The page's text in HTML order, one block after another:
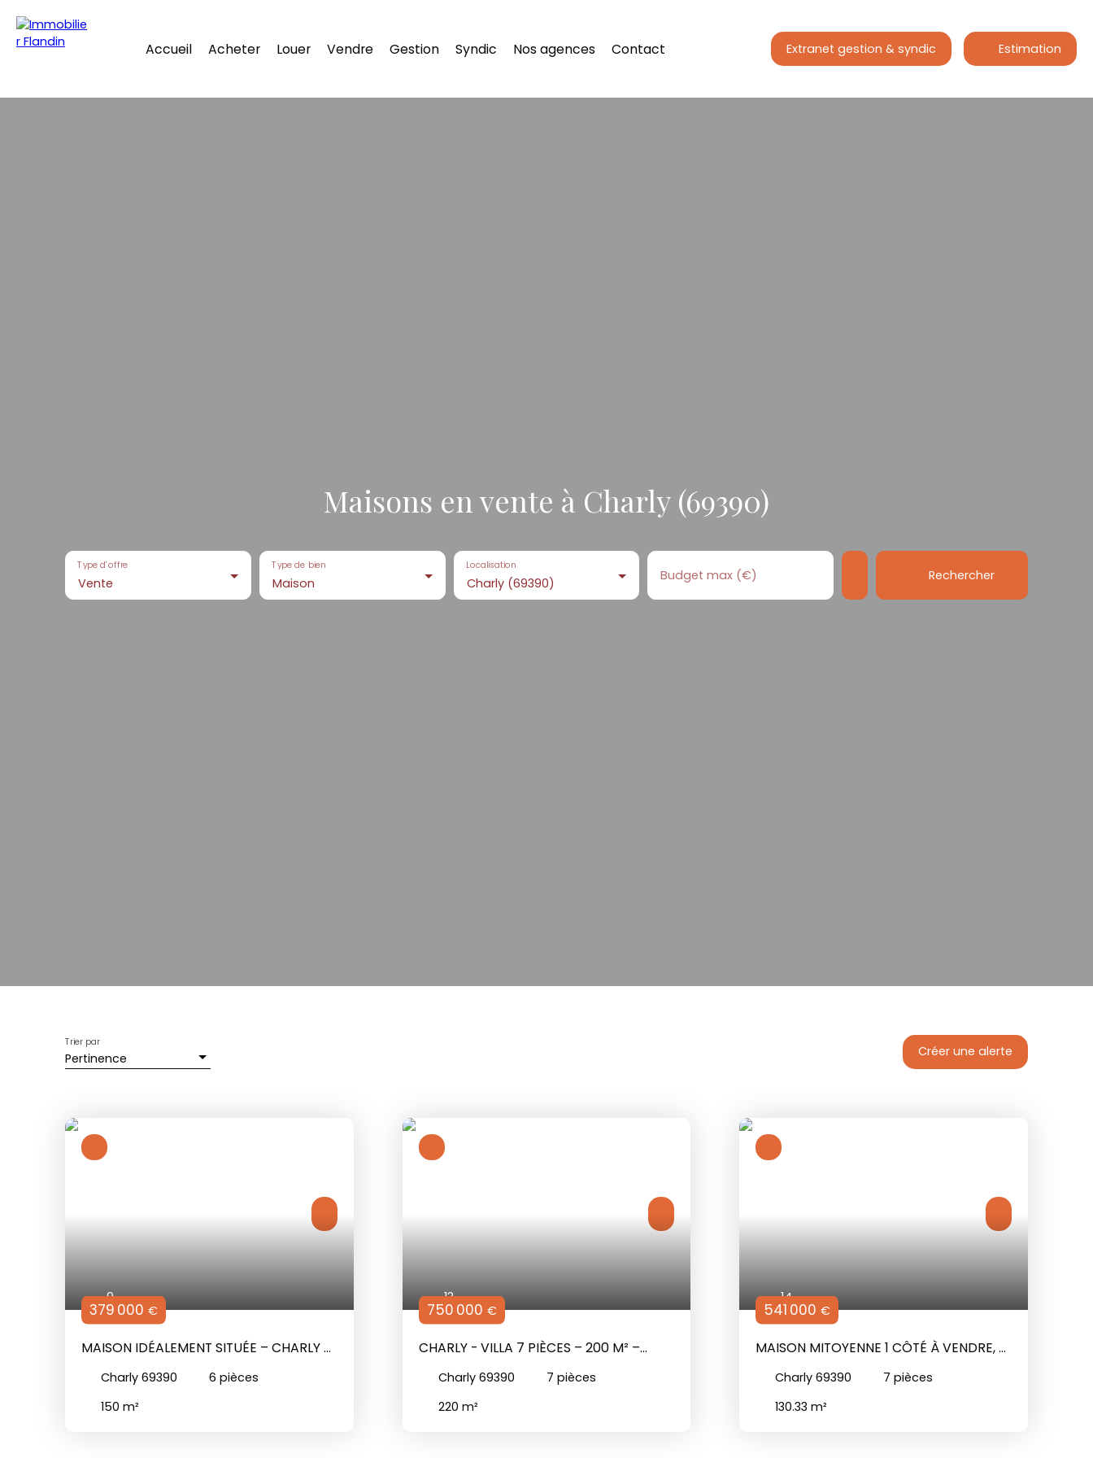
Accueil Acheter Louer Vendre Gestion Syndic Nos agences Contact Extranet gestion & syndic Estimation
Maisons en vente à Charly (69390)
Vente
Type d'offre
Maison
Type de bien
Charly (69390)
Localisation
Budget max (€) Rechercher
Pertinence
Trier par
Créer une alerte
9
379 000 €
MAISON IDÉALEMENT SITUÉE – CHARLY –
STATIONNEMENT – FORT POTENTIEL
Charly 69390 6 pièces
150 m²
13
750 000 €
CHARLY - VILLA 7 PIÈCES – 200 M² –
AVEC PISCINE ET TENNIS
Charly 69390 7 pièces
220 m²
14
541 000€
MAISON MITOYENNE 1 CÔTÉ À VENDRE, 7
Charly 69390 7pièces
130.33m²